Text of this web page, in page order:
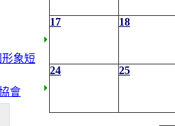
17 18
24 25